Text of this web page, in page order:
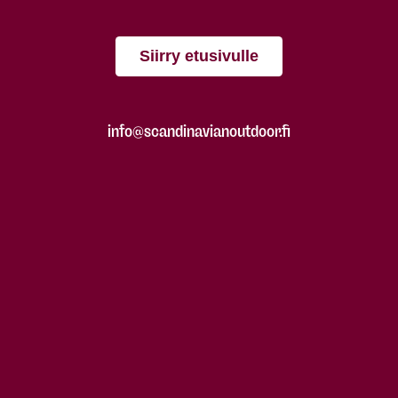
Siirry etusivulle
info@scandinavianoutdoor.fi